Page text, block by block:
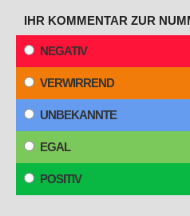
IHR KOMMENTAR ZUR
NEGATIV
VERWIRREND
UNBEKANNTE
EGAL
POSITIV